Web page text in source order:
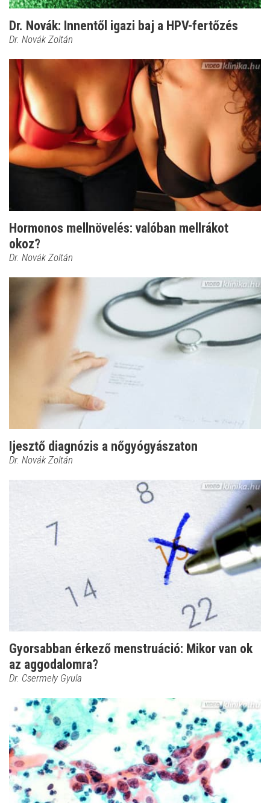
Dr. Novák: Innentől igazi baj a HPV-fertőzés
Dr. Novák Zoltán
Hormonos mellnövelés: valóban mellrákot
okoz?
Dr. Novák Zoltán
Ijesztő diagnózis a nőgyógyászaton
Dr. Novák Zoltán
Gyorsabban érkező menstruáció: Mikor van ok
az aggodalomra?
Dr. Csermely Gyula